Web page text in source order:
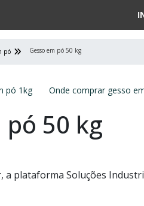
pó Gesso em pó 50 kg
pó 1kg Onde comprar gesso
pó 50 kg
a plataforma Soluções